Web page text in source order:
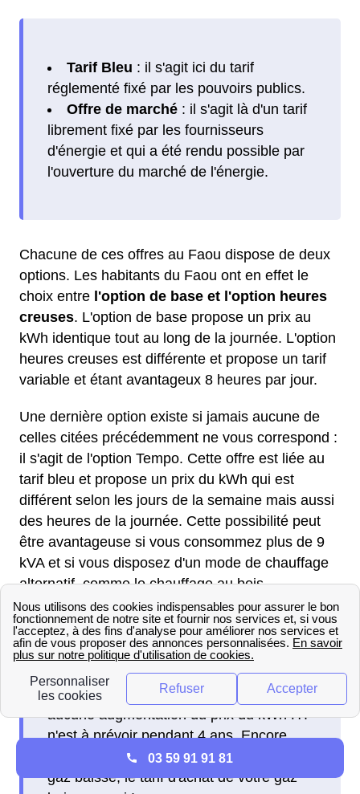
Tarif Bleu : il s'agit ici du tarif
réglementé fixé par les pouvoirs publics.
Offre de marché: il s'agit là d'un tarif
librement fixé par les fournisseurs
d'énergie et qui a été rendu possible par
l'ouverture du marché de l'énergie.
Chacune de ces offres au Faou dispose de deux
options. Les habitants du Faou ont en effet le
choix entre l'option de base et l'option heures
creuses. L'option de base propose un prix au
kWh identique tout au long de la journée. L'option
heures creuses est différente et propose un tarif
variable et étant avantageux 8 heures par jour.
Une dernière option existe si jamais aucune de
celles citées précédemment ne vous correspond :
il s'agit de l'option Tempo. Cette offre est liée au
tarif bleu et propose un prix du kWh qui est
différent selon les jours de la semaine mais aussi
des heures de la journée. Cette possibilité peut
être avantageuse si vous consommez plus de 9
kVA et si vous disposez d'un mode de chauffage
alternatif, comme le chauffage au bois.
Gaz
Avantage Gaz: avec cette offre,
aucune augmentation du prix du kWh HT
n'est à prévoir pendant 4 ans. Encore
mieux, si le tarif réglementé de vente de
gaz baisse, le tarif d'achat de votre gaz
03 59 91 91 81